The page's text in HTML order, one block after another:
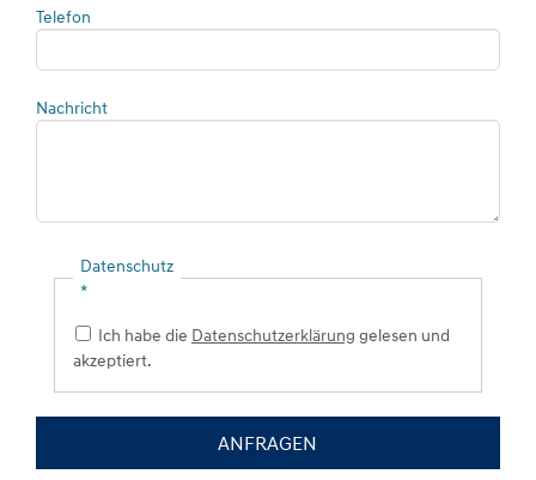
Telefon
Nachricht
Pflichtfeld
Datenschutz
*
Ich habe die Datenschutzerklärung gelesen und
akzeptiert.
ANFRAGEN